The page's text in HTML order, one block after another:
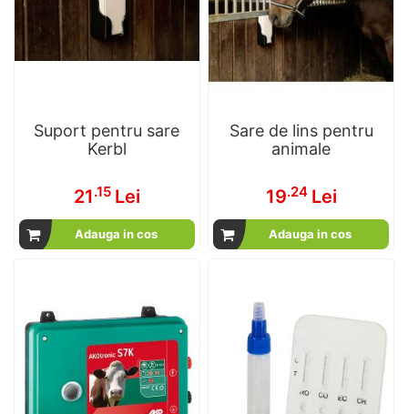
Suport pentru sare
Kerbl
21.15 Lei
Adauga in cos
Sare de lins pentru
animale
19.24 Lei
Adauga in cos